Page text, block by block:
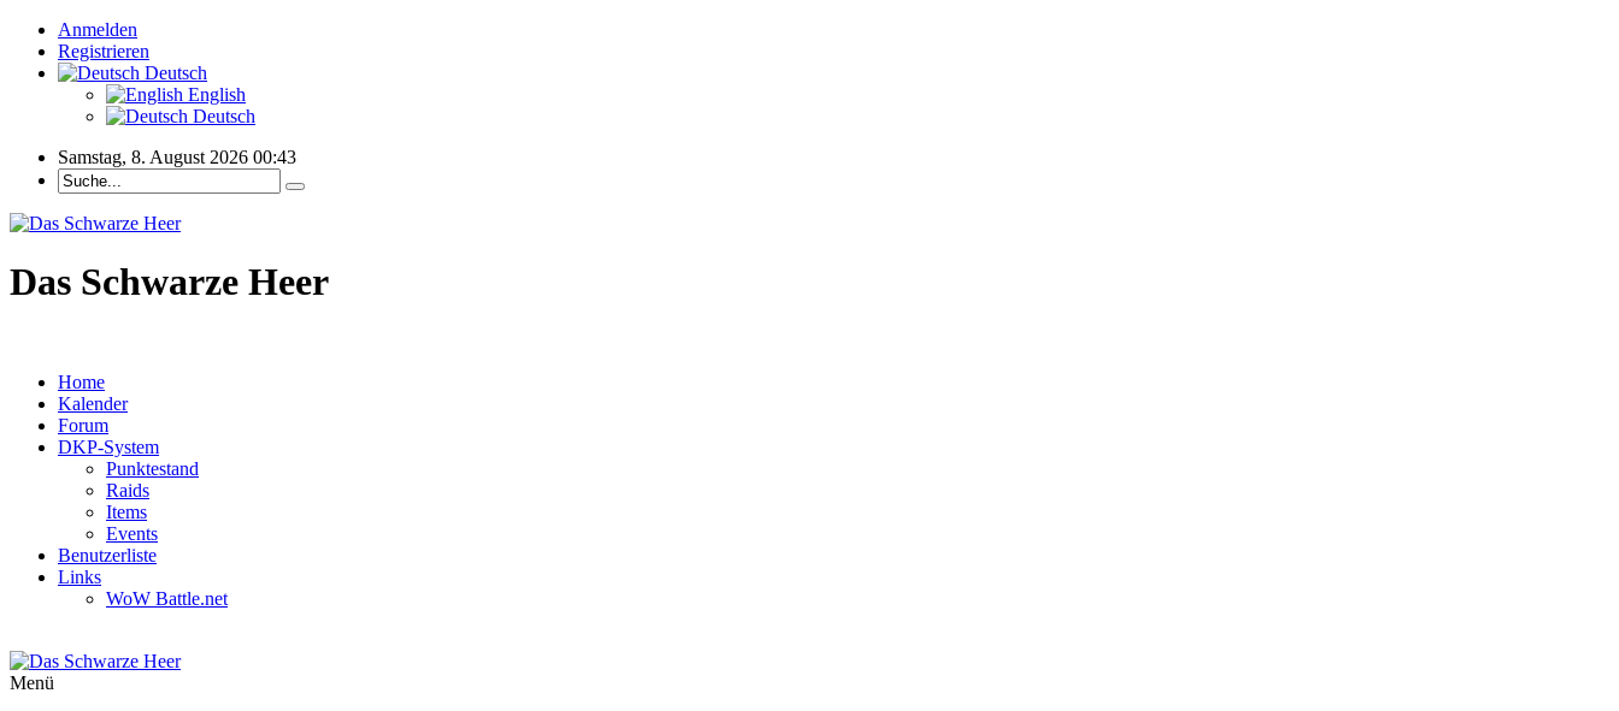
Anmelden
Registrieren
Deutsch
English
Deutsch
Samstag, 8. August 2026 00:43
Das Schwarze Heer
Home
Kalender
Forum
DKP-System
Punktestand
Raids
Items
Events
Benutzerliste
Links
WoW Battle.net
Menü